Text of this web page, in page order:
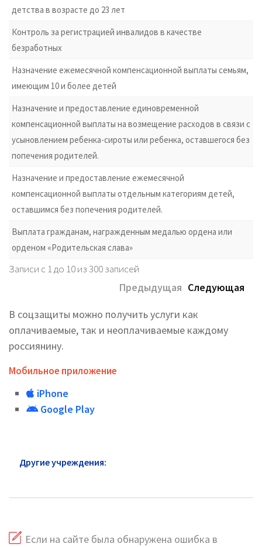
детства в возрасте до 23 лет
Контроль за регистрацией инвалидов в качестве
безработных
Назначение ежемесячной компенсационной выплаты семьям,
имеющим 10 и более детей
Назначение и предоставление единовременной
компенсационной выплаты на возмещение расходов в связи с
усыновлением ребенка-сироты или ребенка, оставшегося без
попечения родителей.
Назначение и предоставление ежемесячной
компенсационной выплаты отдельным категориям детей,
оставшимся без попечения родителей.
Выплата гражданам, награжденным медалью ордена или
орденом «Родительская слава»
Записи с 1 до 10 из 300 записей
Предыдущая Следующая
В соцзащиты можно получить услуги как
оплачиваемые, так и неоплачиваемые каждому
россиянину.
Мобильное приложение
iPhone
Google Play
Другие учреждения:
Если на сайте была обнаружена ошибка в